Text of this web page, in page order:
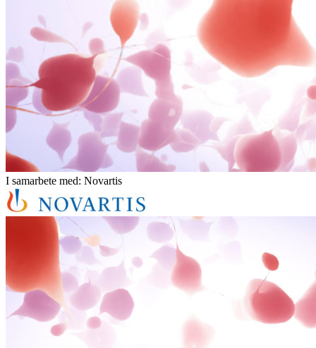
I samarbete med: Novartis